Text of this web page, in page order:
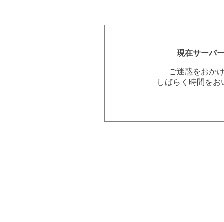
現在サーバ
ご迷惑をおか
しばらく時間を